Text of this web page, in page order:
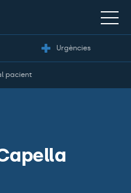
Urgències
pacient